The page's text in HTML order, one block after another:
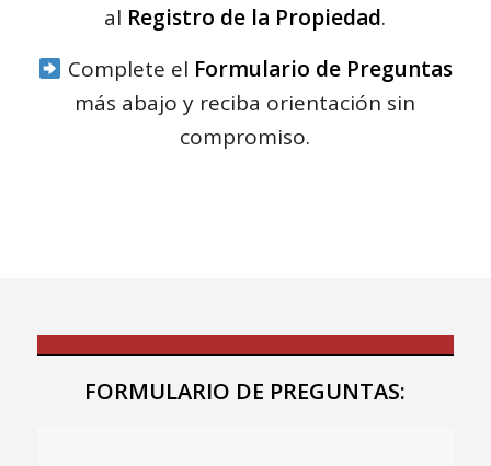
al Registro de la Propiedad.
Complete el Formulario de Preguntas
más abajo y reciba orientación sin
compromiso.
FORMULARIO DE PREGUNTAS: